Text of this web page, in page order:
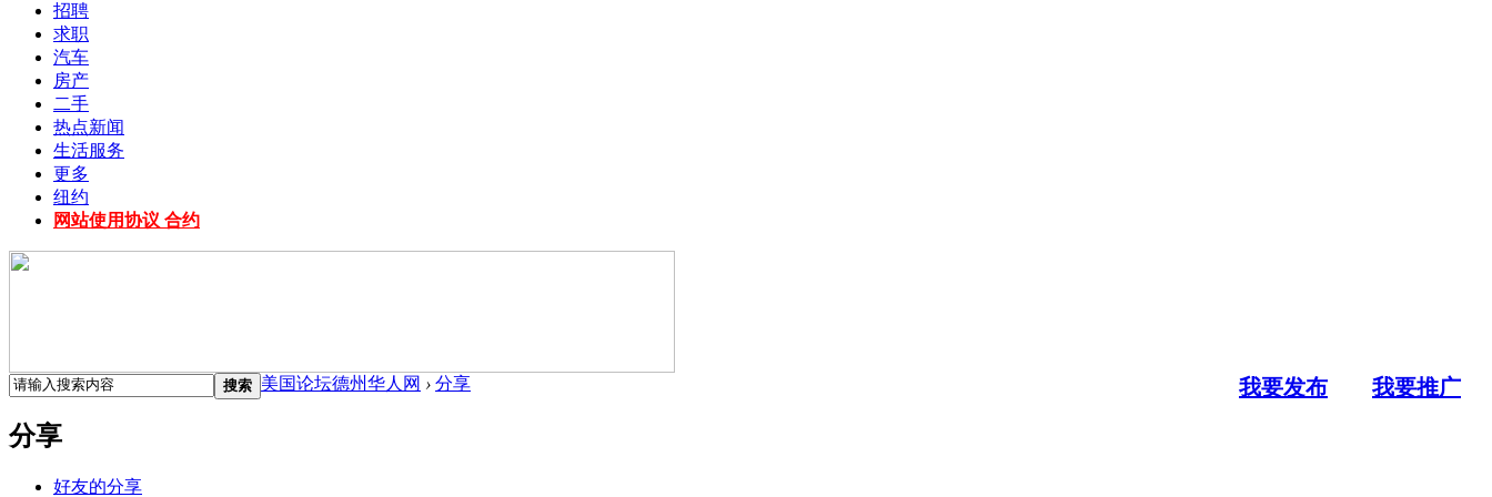
招聘
求职
汽车
房产
二手
热点新闻
生活服务
更多
纽约
网站使用协议 合约
搜索 我要发布 我要推广
美国论坛德州华人网 › 分享
分享
好友的分享